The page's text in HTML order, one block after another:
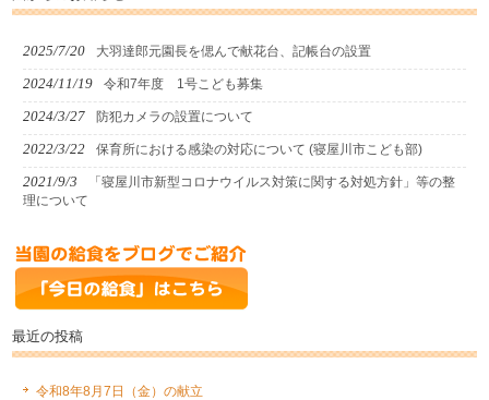
2025/7/20 大羽達郎元園長を偲んで献花台、記帳台の設置
2024/11/19 令和7年度 1号こども募集
2024/3/27 防犯カメラの設置について
2022/3/22 保育所における感染の対応について (寝屋川市こども部)
2021/9/3
「寝屋川市新型コロナウイルス対策に関する対処方針」等の整
理について
最近の投稿
令和8年8月7日（金）の献立